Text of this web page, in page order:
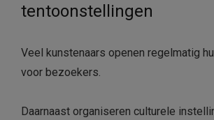
tentoonstellingen
Veel kunstenaars openen regelmatig
voor bezoekers.
Daarnaast organiseren culturele